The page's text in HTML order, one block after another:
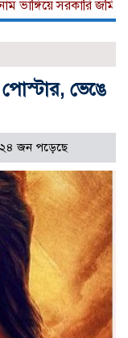
সরকারি জমি দখল,
ভেঙে
জন পড়েছে